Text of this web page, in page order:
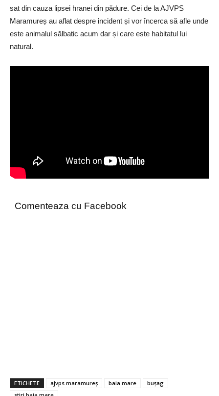
sat din cauza lipsei hranei din pădure. Cei de la AJVPS
Maramureș au aflat despre incident și vor încerca să afle unde
este animalul sălbatic acum dar și care este habitatul lui
natural.
Comenteaza cu Facebook
ETICHETE ajvps maramureș baia mare
bușag